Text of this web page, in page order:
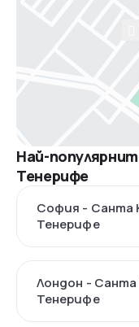
Най-
Тенерифе
София - Санта
Тенерифе
Лондон - Санта
Тенерифе